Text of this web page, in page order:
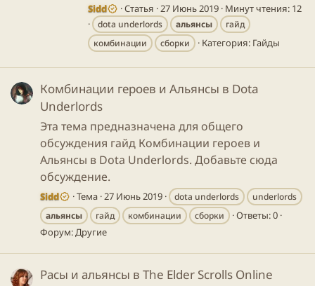
Sidd Статья 27 Июнь 2019 Минут чтения: 12
dota underlords альянсы
гайд
комбинации
сборки Категория: Гайды
Комбинации героев и Альянсы в Dota
Underlords
Эта тема предназначена для общего
обсуждения гайд Комбинации героев и
Альянсы в Dota Underlords. Добавьте сюда
обсуждение.
Sidd Тема 27 Июнь 2019 dota underlords
underlords
альянсы
гайд комбинации сборки
Ответы: 0
Форум:Другие
Расы и альянсы в The Elder Scrolls Online